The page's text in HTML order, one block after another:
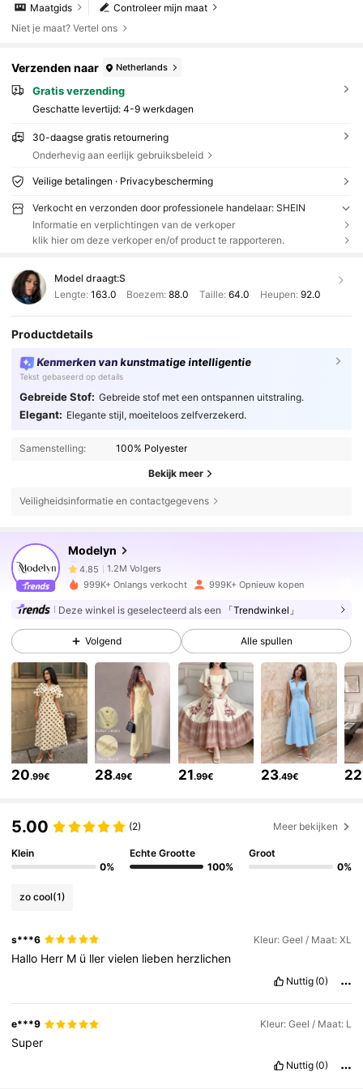
Controleer mijn maat
Maatgids
Niet je maat? Vertel ons
Verzenden naar Netherlands
Gratis verzending
Geschatte levertijd: 4-9 werkdagen
30-daagse gratis retournering
Onderhevig aan eerlijk gebruiksbeleid
Veilige betalingen · Privacybescherming
Verkocht en verzonden door professionele handelaar: SHEIN
Informatie en verplichtingen van de verkoper
klik hier om deze verkoper en/of product te rapporteren.
Model draagt:S
Lengte: 163.0 Boezem:88.0 Taille: 64.0 Heupen: 92.0
Productdetails
Kenmerken van kunstmatige intelligentie
Tekst gebaseerd op details
Gebreide Stof: Gebreide stof met een ontspannen uitstraling.
Elegant: Elegante stijl, moeiteloos zelfverzekerd.
Samenstelling: 100% Polyester
Bekijk meer
Veiligheidsinformatie en contactgegevens
Modelyn
4.85 1.2M Volgers
4.85 1.2M Volgers
4.85 1.2M Volgers
1.2M Volgers
4.85
4.85
999K+ Onlangs verkocht 999K+ Opnieuw kopen
Deze winkel is geselecteerd als een 「Trendwinkel」
Volgend Alle spullen
20.99€ 28.49€ 21.99€ 23.49€ 22
5.00 (2) Meer bekijken
Klein
0%
Echte Grootte
100%
Groot
0%
zo cool(1)
s***6 Kleur: Geel / Maat: XL
Hallo Herr M ü llervielen lieben herzlichen
Nuttig (0)
e***9 Kleur: Geel / Maat: L
Super
Nuttig (0)